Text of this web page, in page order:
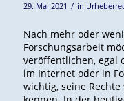
29. Mai 2021 / in
Nach mehr oder
Forschungsarbeit
veröffentlichen, egal
im Internet oder in
wichtig, seine